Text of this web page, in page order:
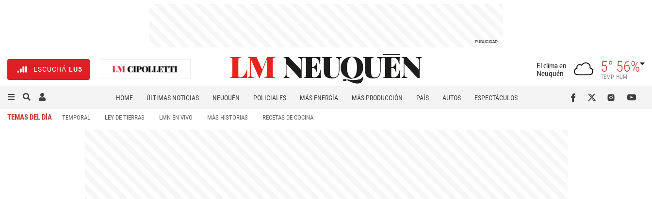
ESCUCHÁ LU5
El clima en
Neuquén
5°
TEMP
56%
HUM
HOME ÚLTIMAS NOTICIAS NEUQUÉN POLICIALES MÁS ENERGÍA MÁS PRODUCCIÓN PAÍS AUTOS
ESPECTÁCULOS
TEMAS DEL DÍA TEMPORAL LEY DE TIERRAS LMN EN VIVO MÁS HISTORIAS RECETAS DE COCINA